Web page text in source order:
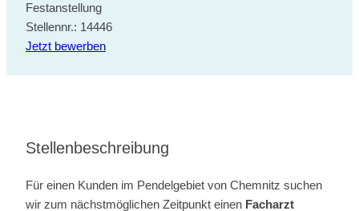
Festanstellung
Stellennr.: 14446
Jetzt bewerben
Stellenbeschreibung
Für einen Kunden im Pendelgebiet von Chemnitz suchen
wir zum nächstmöglichen Zeitpunkt einen Facharzt